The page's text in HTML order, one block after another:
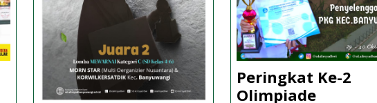
Peringkat Ke-2
Olimpiade